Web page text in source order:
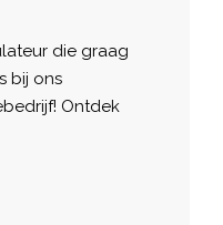
die graag
bij ons
Ontdek